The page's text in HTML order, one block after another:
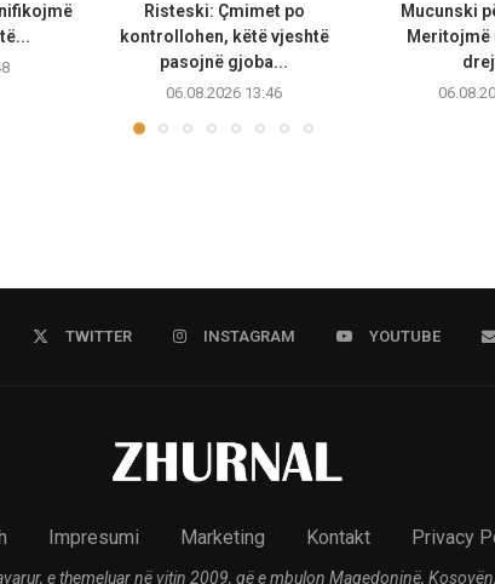
Risteski: Çmimet po
kontrollohen, këtë vjeshtë
pasojnë gjoba...
06.08.2026 13:46
Mucunski
Meritojmë
TWITTER INSTAGRAM YOUTUBE
Impresumi Marketing Kontakt Privacy
e themeluar në vitin 2009, që e mbulon Maqedoninë,